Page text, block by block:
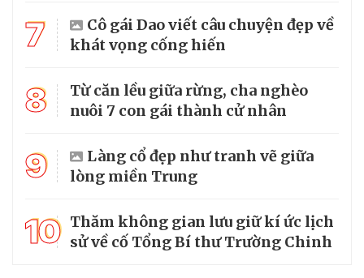
7
Cô gái Dao viết câu chuyện đẹp về
khát vọng cống hiến
8
Từ căn lều giữa rừng, cha nghèo
nuôi 7 con gái thành cử nhân
9
Làng cổ đẹp như tranh vẽ giữa
lòng miền Trung
10 Thăm không gian lưu giữ kí ức lịch
sử về cố Tổng Bí thư Trường Chinh